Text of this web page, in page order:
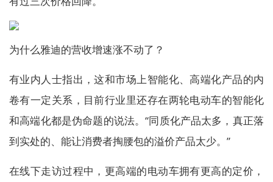
为什么雅迪的营收增速涨不动了？
有业内人士指出，这和市场上智能化、高端化产品的内
卷有一定关系，目前行业里还存在两轮电动车的智能化
和高端化都是伪命题的说法。“同质化产品太多，真正落
到实处的、能让消费者掏腰包的溢价产品太少。”
在线下走访过程中，更高端的电动车拥有更高的定价，